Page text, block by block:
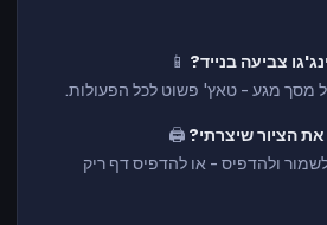
📱
מסך מגע - טאץ' פשוט לכל הפעולות.
🖨️
ולהדפיס - או להדפיס דף ריק